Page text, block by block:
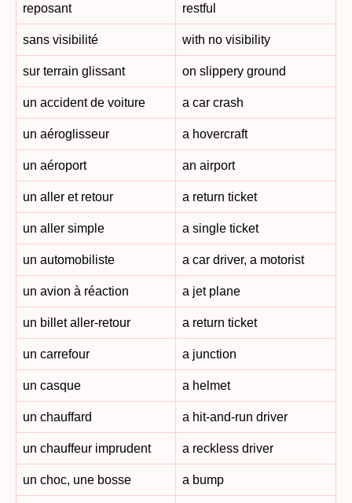
reposant restful
sans visibilité with no visibility
sur terrain glissant on slippery ground
un accident de voiture a car crash
un aéroglisseur a hovercraft
un aéroport an airport
un aller et retour a return ticket
un aller simple a single ticket
un automobiliste a car driver, a motorist
un avion à réaction a jet plane
un billet aller-retour a return ticket
un carrefour a junction
un casque a helmet
un chauffard a hit-and-run driver
un chauffeur imprudent a reckless driver
un choc, une bosse a bump